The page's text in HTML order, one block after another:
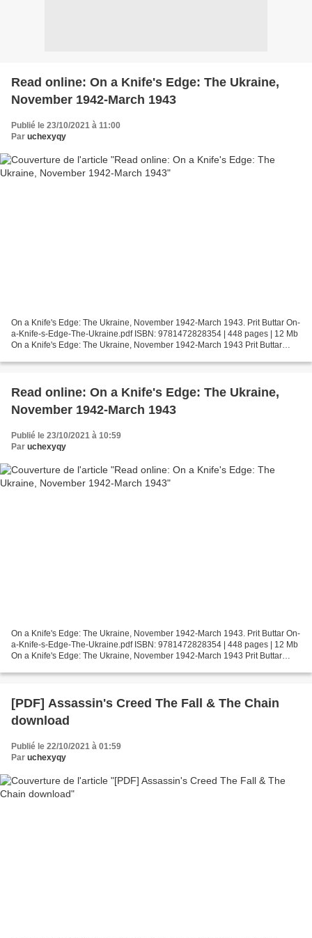
Read online: On a Knife's Edge: The Ukraine,
November 1942-March 1943
Publié le 23/10/2021 à 11:00
Par uchexyqy
On a Knife's Edge: The Ukraine, November 1942-March 1943. Prit Buttar On-
a-Knife-s-Edge-The-Ukraine.pdf ISBN: 9781472828354 | 448 pages | 12 Mb
On a Knife's Edge: The Ukraine, November 1942-March 1943 Prit Buttar
Read online: On a Knife's Edge: The Ukraine,
November 1942-March 1943
Publié le 23/10/2021 à 10:59
Par uchexyqy
On a Knife's Edge: The Ukraine, November 1942-March 1943. Prit Buttar On-
a-Knife-s-Edge-The-Ukraine.pdf ISBN: 9781472828354 | 448 pages | 12 Mb
On a Knife's Edge: The Ukraine, November 1942-March 1943 Prit Buttar
[PDF] Assassin's Creed The Fall & The Chain
download
Publié le 22/10/2021 à 01:59
Par uchexyqy